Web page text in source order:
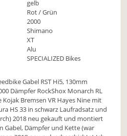
gelb
Rot / Grün
2000
Shimano
XT
Alu
SPECIALIZED Bikes
Gabel RST Hi5, 130mm
Dämpfer RockShox Monarch RL
Bremsen VR Hayes Nine mit
HS 33 in schwarz Laufradsatz und
2018 neu gekauft und montiert
Gabel, Dämpfer und Kette (war